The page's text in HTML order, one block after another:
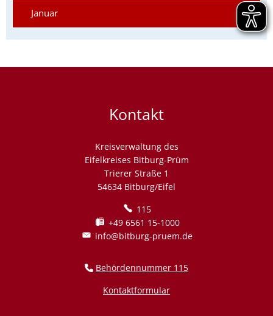
Januar
Kontakt
Kreisverwaltung des
Eifelkreises Bitburg-Prüm
Trierer Straße 1
54634 Bitburg/Eifel
115
+49 6561 15-1000
info@bitburg-pruem.de
Behördennummer 115
Kontaktformular